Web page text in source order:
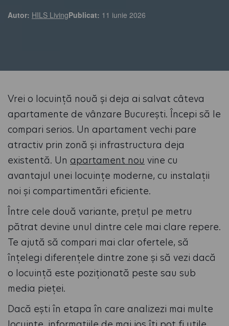
Autor: HILS LivingPublicat: 11 iunie 2026
Vrei o locuință nouă și deja ai salvat câteva
apartamente de vânzare București. Începi să le
compari serios. Un apartament vechi pare
atractiv prin zonă și infrastructura deja
existentă. Un apartament nou vine cu
avantajul unei locuințe moderne, cu instalații
noi și compartimentări eficiente.
Între cele două variante, prețul pe metru
pătrat devine unul dintre cele mai clare repere.
Te ajută să compari mai clar ofertele, să
înțelegi diferențele dintre zone și să vezi dacă
o locuință este poziționată peste sau sub
media pieței.
Dacă ești în etapa în care analizezi mai multe